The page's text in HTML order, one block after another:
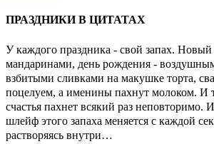
ПРАЗДНИКИ В ЦИТАТАХ
У каждого праздника - свой запах. Новый
мандаринами, день рождения -
взбитыми сливками на макушке торта,
поцелуем, а именины пахнут молоком. И
счастья пахнет всякий раз неповторимо.
шлейф этого запаха меняется с каждой
растворяясь внутри…